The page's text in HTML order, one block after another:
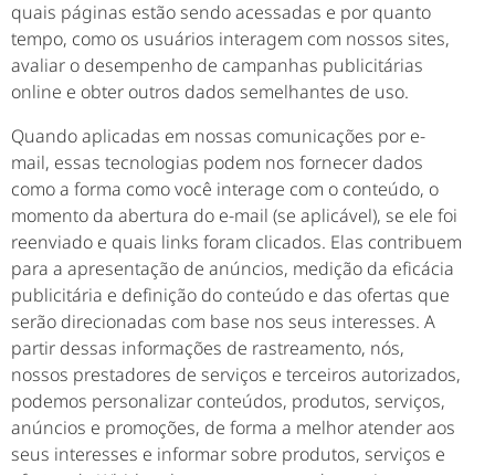
quais páginas estão sendo acessadas e por quanto
tempo, como os usuários interagem com nossos sites,
avaliar o desempenho de campanhas publicitárias
online e obter outros dados semelhantes de uso.
Quando aplicadas em nossas comunicações por e-
mail, essas tecnologias podem nos fornecer dados
como a forma como você interage com o conteúdo, o
momento da abertura do e-mail (se aplicável), se ele foi
reenviado e quais links foram clicados. Elas contribuem
para a apresentação de anúncios, medição da eficácia
publicitária e definição do conteúdo e das ofertas que
serão direcionadas com base nos seus interesses. A
partir dessas informações de rastreamento, nós,
nossos prestadores de serviços e terceiros autorizados,
podemos personalizar conteúdos, produtos, serviços,
anúncios e promoções, de forma a melhor atender aos
seus interesses e informar sobre produtos, serviços e